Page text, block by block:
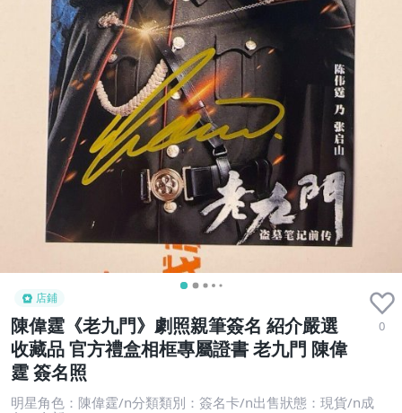
店鋪
陳偉霆《老九門》劇照親筆簽名 紹介嚴選
收藏品 官方禮盒相框專屬證書 老九門 陳偉
霆 簽名照
0
明星角色：陳偉霆/n分類類別：簽名卡/n出售狀態：現貨/n成